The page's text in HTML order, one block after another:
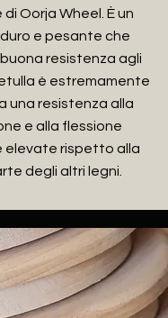
Oorja Wheel. È un
e pesante che
resistenza agli
è estremamente
una resistenza alla
e alla flessione
elevate rispetto alla
degli altri legni.